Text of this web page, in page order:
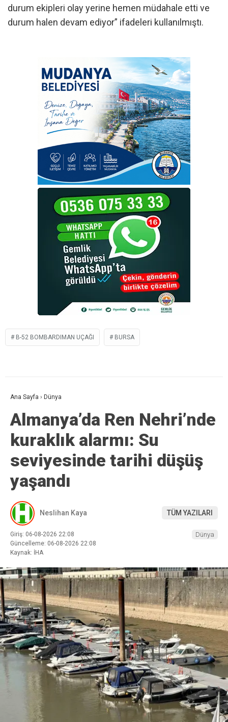
durum ekipleri olay yerine hemen müdahale etti ve
durum halen devam ediyor” ifadeleri kullanılmıştı.
B-52 BOMBARDIMAN UÇAĞI BURSA
Ana Sayfa › Dünya
Almanya’da Ren Nehri’nde
kuraklık alarmı: Su
seviyesinde tarihi düşüş
yaşandı
Neslihan Kaya TÜM YAZILARI
Giriş: 06-08-2026 22:08
Güncelleme: 06-08-2026 22:08
Kaynak: İHA
Dünya